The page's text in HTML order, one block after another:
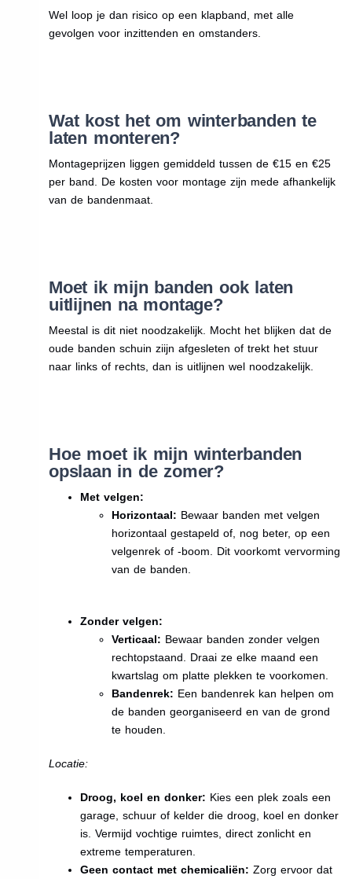
Wel loop je dan risico op een klapband, met alle
gevolgen voor inzittenden en omstanders.
Wat kost het om winterbanden te
laten monteren?
Montageprijzen liggen gemiddeld tussen de €15 en €25
per band. De kosten voor montage zijn mede afhankelijk
van de bandenmaat.
Moet ik mijn banden ook laten
uitlijnen na montage?
Meestal is dit niet noodzakelijk. Mocht het blijken dat de
oude banden schuin ziijn afgesleten of trekt het stuur
naar links of rechts, dan is uitlijnen wel noodzakelijk.
Hoe moet ik mijn winterbanden
opslaan in de zomer?
Met velgen:
Horizontaal: Bewaar banden met velgen
horizontaal gestapeld of, nog beter, op een
velgenrek of -boom. Dit voorkomt vervorming
van de banden.
Zonder velgen:
Verticaal: Bewaar banden zonder velgen
rechtopstaand. Draai ze elke maand een
kwartslag om platte plekken te voorkomen.
Bandenrek: Een bandenrek kan helpen om
de banden georganiseerd en van de grond
te houden.
Locatie:
Droog, koel en donker: Kies een plek zoals een
garage, schuur of kelder die droog, koel en donker
is. Vermijd vochtige ruimtes, direct zonlicht en
extreme temperaturen.
Geen contact met chemicaliën: Zorg ervoor dat